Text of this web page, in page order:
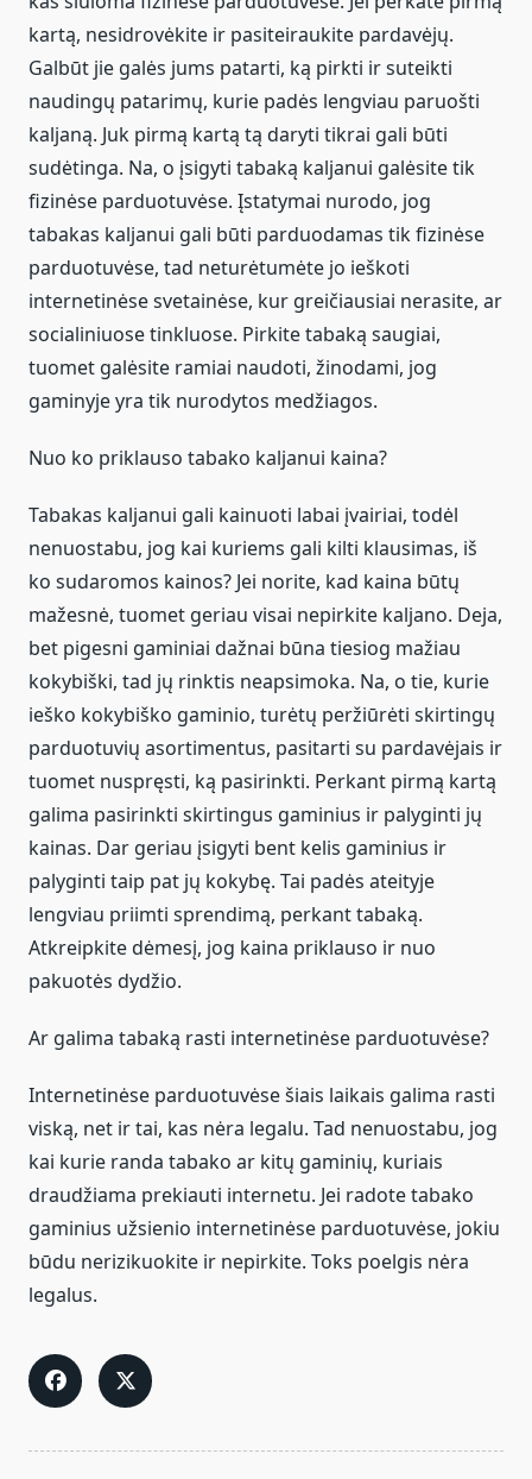
kartą, nesidrovėkite ir pasiteiraukite pardavėjų.
Galbūt jie galės jums patarti, ką pirkti ir suteikti
naudingų patarimų, kurie padės lengviau paruošti
kaljaną. Juk pirmą kartą tą daryti tikrai gali būti
sudėtinga. Na, o įsigyti tabaką kaljanui galėsite tik
fizinėse parduotuvėse. Įstatymai nurodo, jog
tabakas kaljanui gali būti parduodamas tik fizinėse
parduotuvėse, tad neturėtumėte jo ieškoti
internetinėse svetainėse, kur greičiausiai nerasite, ar
socialiniuose tinkluose. Pirkite tabaką saugiai,
tuomet galėsite ramiai naudoti, žinodami, jog
gaminyje yra tik nurodytos medžiagos.
Nuo ko priklauso tabako kaljanui kaina?
Tabakas kaljanui gali kainuoti labai įvairiai, todėl
nenuostabu, jog kai kuriems gali kilti klausimas, iš
ko sudaromos kainos? Jei norite, kad kaina būtų
mažesnė, tuomet geriau visai nepirkite kaljano. Deja,
bet pigesni gaminiai dažnai būna tiesiog mažiau
kokybiški, tad jų rinktis neapsimoka. Na, o tie, kurie
ieško kokybiško gaminio, turėtų peržiūrėti skirtingų
parduotuvių asortimentus, pasitarti su pardavėjais ir
tuomet nuspręsti, ką pasirinkti. Perkant pirmą kartą
galima pasirinkti skirtingus gaminius ir palyginti jų
kainas. Dar geriau įsigyti bent kelis gaminius ir
palyginti taip pat jų kokybę. Tai padės ateityje
lengviau priimti sprendimą, perkant tabaką.
Atkreipkite dėmesį, jog kaina priklauso ir nuo
pakuotės dydžio.
Ar galima tabaką rasti internetinėse parduotuvėse?
Internetinėse parduotuvėse šiais laikais galima rasti
viską, net ir tai, kas nėra legalu. Tad nenuostabu, jog
kai kurie randa tabako ar kitų gaminių, kuriais
draudžiama prekiauti internetu. Jei radote tabako
gaminius užsienio internetinėse parduotuvėse, jokiu
būdu nerizikuokite ir nepirkite. Toks poelgis nėra
legalus.